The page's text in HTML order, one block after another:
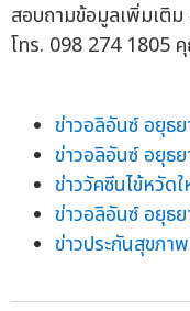
สอบถามข้อมูลเพิ่มเติ
โทร. 098 274 1805
ข่าวอลิอันซ์ อยุธ
ข่าวอลิอันซ์ อยุธ
ข่าววัคซีนไข้หวัด
ข่าวอลิอันซ์ อยุธย
ข่าวประกันสุขภาพ